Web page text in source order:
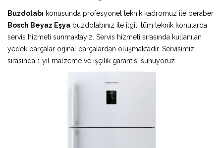
Buzdolabı konusunda profesyonel teknik kadromuz ile beraber
Bosch Beyaz Eşya buzdolabınız ile ilgili tüm teknik konularda
servis hizmeti sunmaktayız. Servis hizmeti sırasında kullanılan
yedek parçalar orjinal parçalardan oluşmaktadır. Servisimiz
sırasında 1 yıl malzeme ve işçilik garantisi sunuyoruz.